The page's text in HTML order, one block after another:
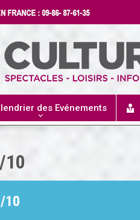
des Evénements
10
10